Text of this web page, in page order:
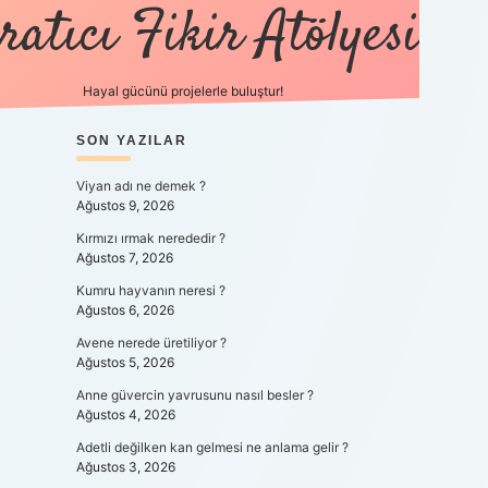
Fikir Atölyesi
Hayal gücünü projelerle buluştur!
SIDEBAR
SON YAZILAR
Viyan adı ne demek ?
Ağustos 9, 2026
Kırmızı ırmak nerededir ?
Ağustos 7, 2026
Kumru hayvanın neresi ?
Ağustos 6, 2026
Avene nerede üretiliyor ?
Ağustos 5, 2026
Anne güvercin yavrusunu nasıl besler ?
Ağustos 4, 2026
Adetli değilken kan gelmesi ne anlama gelir ?
Ağustos 3, 2026